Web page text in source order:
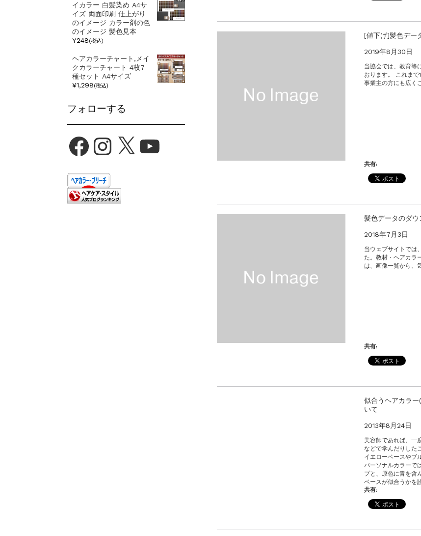
[値下げ]髪色デー
2019年8月30日
当協会では、教育等
おります。 これまで
事業主の方にも広く
共有:
髪色データのダウ
2018年7月3日
当ウェブサイトでは
た。教材・ヘアカラ
は、画像一覧から、
共有:
似合うヘアカラ
いて
2013年8月24日
美容師であれば、一
などで学んだりした
イエローベースやブ
パーソナルカラーで
プと、原色に青を含
ベースが似合うかを
共有:
イカラー 白髪染め A4サ
イズ 両面印刷 仕上がり
のイメージ カラー剤の色
のイメージ 髪色見本
¥248(税込)
ヘアカラーチャート,メイ
クカラーチャート 4枚7
種セット A4サイズ
¥1,298(税込)
フォローする
FacebookInstagram YouTube